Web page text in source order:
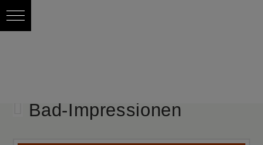
Bad-Impressionen